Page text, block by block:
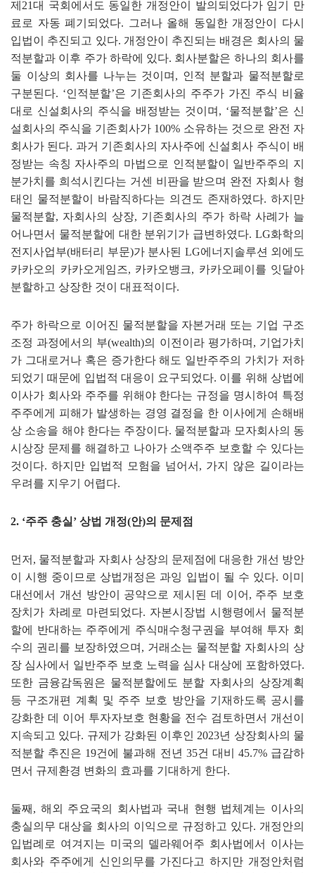
제 21대 국회에서도 동일한 개정안이 발의되었다가 임기 만
료로 자동 폐기되었다. 그러나 올해 동일한 개정안이 다시
입법이 추진되고 있다. 개정안이 추진되는 배경은 회사의 물
적분할과 이후 주가 하락에 있다. 회사분할은 하나의 회사를
둘 이상의 회사를 나누는 것이며 , 인적 분할과 물적분할로
구분된다. ‘인적분할’은 기존회사의 주주가 가진 주식 비율
대로 신설회사의 주식을 배정받는 것이며 , ‘물적분할’은 신
설회사의 주식을 기존회사가 100% 소유하는 것으로 완전 자
회사가 된다. 과거 기존회사의 자사주에 신설회사 주식이 배
정받는 속칭 자사주의 마법으로 인적분할이 일반주주의 지
분가치를 희석시킨다는 거센 비판을 받으며 완전 자회사 형
태인 물적분할이 바람직하다는 의견도 존재하였다. 하지만
물적분할, 자회사의 상장, 기존회사의 주가 하락 사례가 늘
어나면서 물적분할에 대한 분위기가 급변하였다. LG화학의
전지사업부(배터리 부문)가 분사된 LG에너지솔루션 외에도
카카오의 카카오게임즈, 카카오뱅크, 카카오페이를 잇달아
분할하고 상장한 것이 대표적이다.
주가 하락으로 이어진 물적분할을 자본거래 또는 기업 구조
조정 과정에서의 부(wealth)의 이전이라 평가하며 , 기업가치
가 그대로거나 혹은 증가한다 해도 일반주주의 가치가 저하
되었기 때문에 입법적 대응이 요구되었다. 이를 위해 상법에
이사가 회사와 주주를 위해야 한다는 규정을 명시하여 특정
주주에게 피해가 발생하는 경영 결정을 한 이사에게 손해배
상 소송을 해야 한다는 주장이다. 물적분할과 모자회사의 동
시상장 문제를 해결하고 나아가 소액주주 보호할 수 있다는
것이다. 하지만 입법적 모험을 넘어서 , 가지 않은 길이라는
우려를 지우기 어렵다.
2. ‘주주 충실 ’ 상법 개정(안)의 문제점
먼저 , 물적분할과 자회사 상장의 문제점에 대응한 개선 방안
이 시행 중이므로 상법개정은 과잉 입법이 될 수 있다. 이미
대선에서 개선 방안이 공약으로 제시된 데 이어 , 주주 보호
장치가 차례로 마련되었다. 자본시장법 시행령에서 물적분
할에 반대하는 주주에게 주식매수청구권을 부여해 투자 회
수의 권리를 보장하였으며 , 거래소는 물적분할 자회사의 상
장 심사에서 일반주주 보호 노력을 심사 대상에 포함하였다.
또한 금융감독원은 물적분할에도 분할 자회사의 상장계획
등 구조개편 계획 및 주주 보호 방안을 기재하도록 공시를
강화한 데 이어 투자자보호 현황을 전수 검토하면서 개선이
지속되고 있다. 규제가 강화된 이후인 2023년 상장회사의 물
적분할 추진은 19건에 불과해 전년 35건 대비 45.7% 급감하
면서 규제환경 변화의 효과를 기대하게 한다.
둘째 , 해외 주요국의 회사법과 국내 현행 법체계는 이사의
충실의무 대상을 회사의 이익으로 규정하고 있다. 개정안의
입법례로 여겨지는 미국의 델라웨어주 회사법에서 이사는
회사와 주주에게 신인의무를 가진다고 하지만 개정안처럼